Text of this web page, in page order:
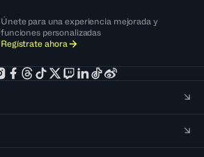
Únete para una experiencia mejorada y
funciones personalizadas
Regístrate ahora